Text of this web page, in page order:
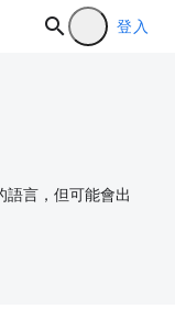
登入
語言，但可能會出